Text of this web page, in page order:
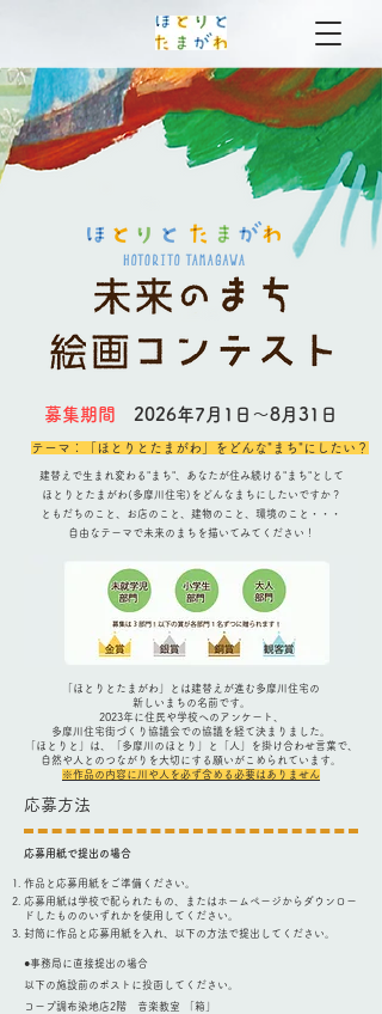
​​募集期間 2026年7月1日～8月31日
テーマ：「ほとりとたまがわ」をどんな"まち"にしたい？
建替えで生まれ変わる"まち"、あなたが住み続ける"まち"として
ほとりとたまがわ(多摩川住宅)をどんなまちにしたいですか？
ともだちのこと、お店のこと、建物のこと、環境のこと・・・
​自由なテーマで未来のまちを描いてみてください！
「ほとりとたまがわ」とは建替えが進む多摩川住宅の
新しいまちの名前です。
2023年に住民や学校へのアンケート、
多摩川住宅街づくり協議会での協議を経て決まりました。
「ほとりと」は、「多摩川のほとり」と「人」を掛け合わせ言葉で、
自然や人とのつながりを大切にする願いがこめられています。
※作品の内容に川や人を必ず含める必要はありません
​応募方法
​応募用紙で提出の場合
作品と応募用紙をご準備ください。
応募用紙は学校で配られたもの、またはホームページからダウンロー
ドしたもののいずれかを使用してください。
封筒に作品と応募用紙を入れ、以下の方法で提出してください。
●事務局に直接提出の場合
以下の施設前のポストに投函してください。
コープ調布染地店2階 音楽教室 「箱」